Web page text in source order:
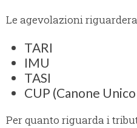
Le agevolazioni
TARI
IMU
TASI
CUP (Canone
Per quanto riguarda i